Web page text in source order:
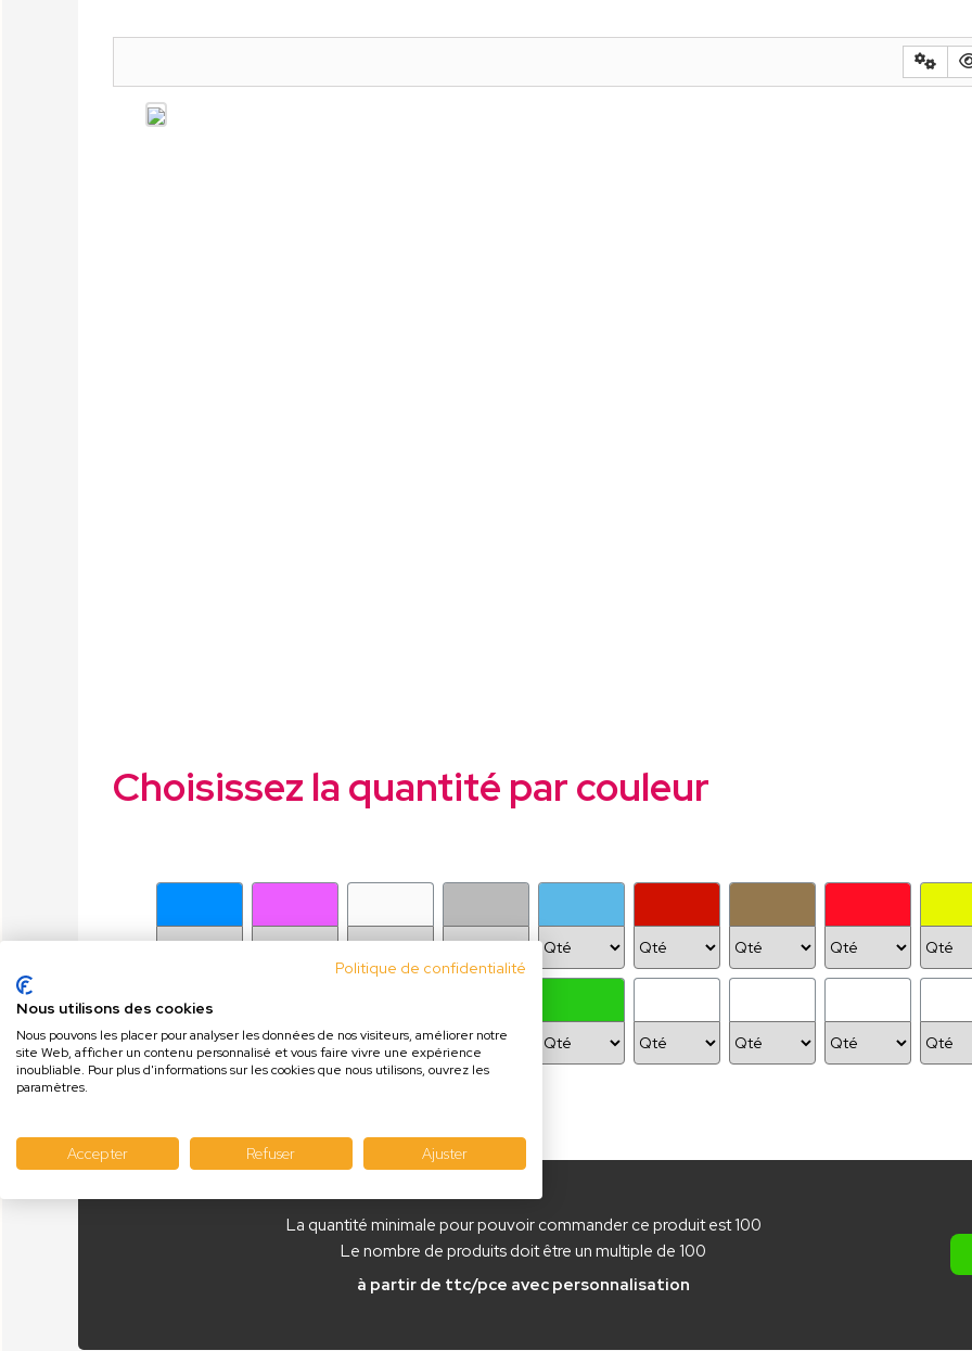
Choisissez la quantité par couleur
La quantité minimale pour pouvoir commander ce produit est 100
Le nombre de produits doit être un multiple de 100
à partir de ttc/pce avec personnalisation
Politique de confidentialité
Nous utilisons des cookies
Nous pouvons les placer pour analyser les données de nos visiteurs, améliorer notre
site Web, afficher un contenu personnalisé et vous faire vivre une expérience
inoubliable. Pour plus d'informations sur les cookies que nous utilisons, ouvrez les
paramètres.
Accepter Refuser Ajuster